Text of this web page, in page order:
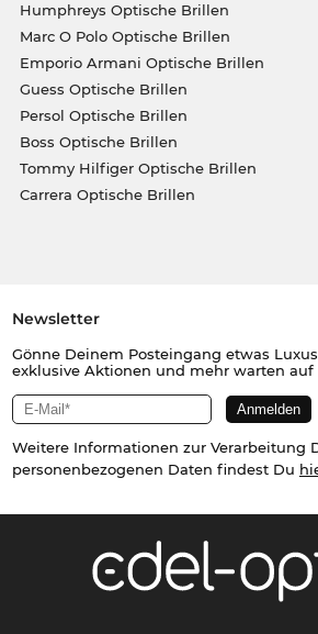
Humphreys Optische Brillen
Marc O Polo Optische Brillen
Emporio Armani Optische Brillen
Guess Optische Brillen
Persol Optische Brillen
Boss Optische Brillen
Tommy Hilfiger Optische Brillen
Carrera Optische Brillen
Newsletter
Gönne Deinem Posteingang etwas
exklusive Aktionen und mehr warten auf
Weitere Informationen zur Verarbeitung
personenbezogenen Daten findest Du